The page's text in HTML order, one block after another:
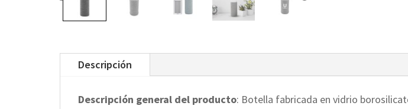
Descripción
Descripción general del producto: Botella fabricada en vidrio